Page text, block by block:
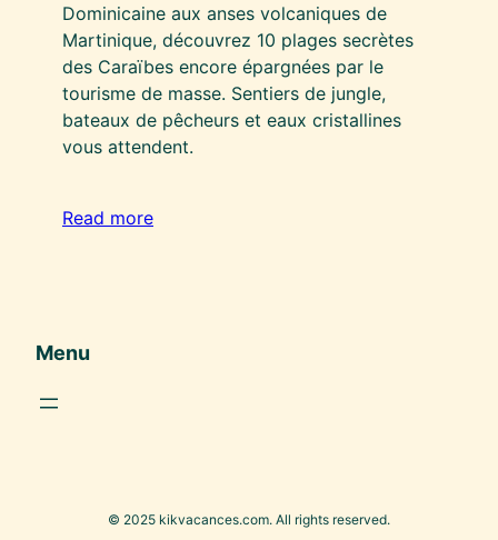
Dominicaine aux anses volcaniques de
Martinique, découvrez 10 plages secrètes
des Caraïbes encore épargnées par le
tourisme de masse. Sentiers de jungle,
bateaux de pêcheurs et eaux cristallines
vous attendent.
Read more
Menu
© 2025 kikvacances.com. All rights reserved.